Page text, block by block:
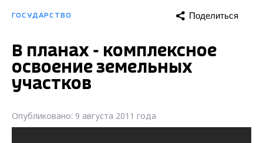
ГОСУДАРСТВО Поделиться
В планах - комплексное
освоение земельных
участков
Опубликовано: 9 августа 2011 года